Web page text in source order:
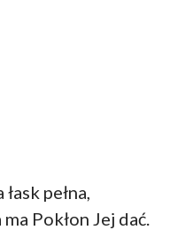
pełna,
Pokłon Jej dać.